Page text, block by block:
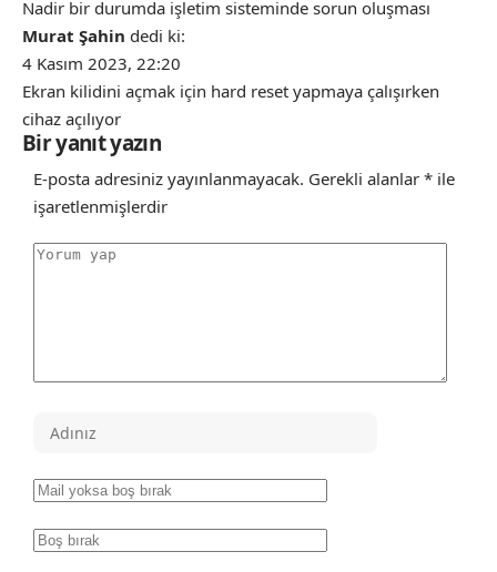
Nadir bir durumda işletim sisteminde sorun oluşması
Murat Şahin dedi ki:
4 Kasım 2023, 22:20
Ekran kilidini açmak için hard reset yapmaya çalışırken
cihaz açılıyor
Bir yanıt yazın
E-posta adresiniz yayınlanmayacak. Gerekli alanlar * ile
işaretlenmişlerdir